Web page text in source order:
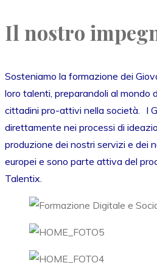
Il nostro
Sosteniamo la formazione dei
loro talenti, preparandoli al mondo
cittadini pro-attivi nella società. I
direttamente nei processi di
produzione dei nostri servizi e dei
europei e sono parte attiva del
Talentix.